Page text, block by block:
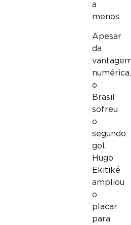
a
menos.
Apesar
da
numérica,
o
Brasil
sofreu
o
segundo
gol.
Hugo
Ekitiké
ampliou
o
placar
para